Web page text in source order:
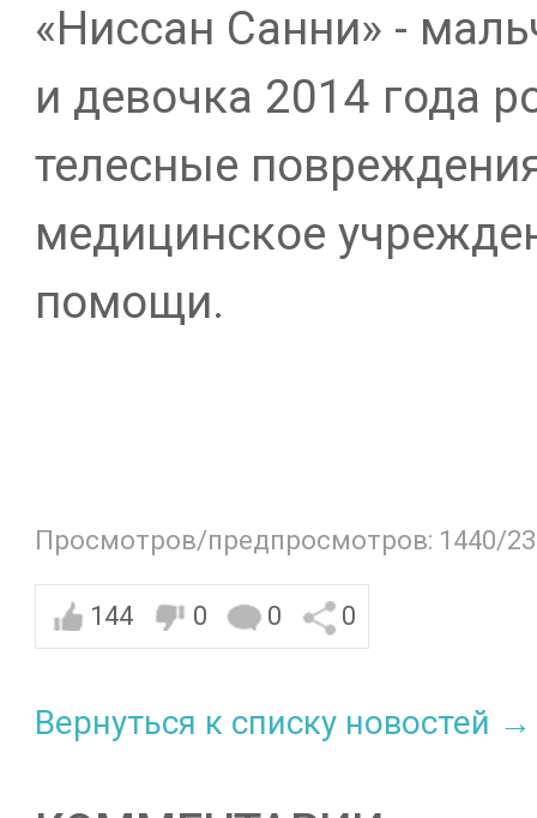
«Ниссан Санни» -
и девочка 2014 года
телесные
медицинское
помощи.
Просмотров/предпросмотров: 1440/
144 0 0 0
Вернуться к списку новостей →